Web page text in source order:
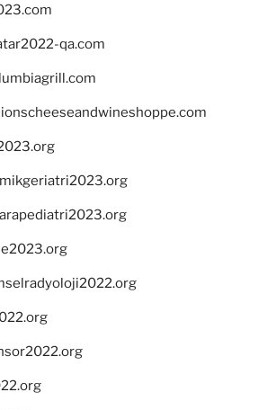
qa.com